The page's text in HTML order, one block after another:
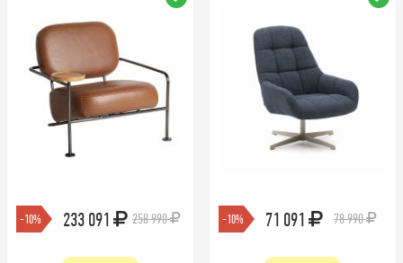
-10% 233 091 258 990 -10% 71 091 78 990